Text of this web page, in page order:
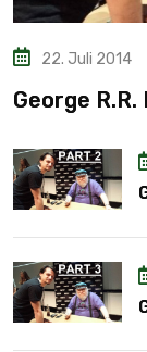
22. Juli 2014
George